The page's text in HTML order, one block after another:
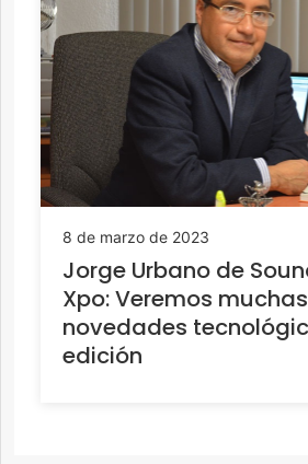
8 de marzo de 2023
Jorge Urbano de
Xpo: Veremos muchas
novedades
edición